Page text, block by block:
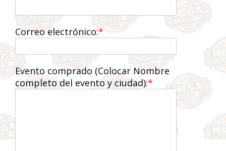
Correo electrónico:
Evento comprado (Colocar Nombre
completo del evento y ciudad):